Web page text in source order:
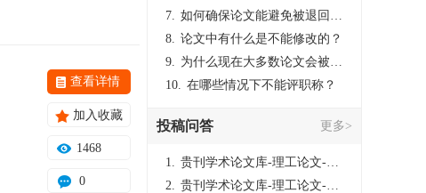
查看详情
加入收藏
1468
0
7. 如何确保论文能避免被退回：关键条件与策略
8. 论文中有什么是不能修改的？
9. 为什么现在大多数论文会被评判为AI撰写？（深度剖析查重机制下的困境与出路）
10. 在哪些情况下不能评职称？
投稿问答 更多>
1. 贵刊学术论文库-理工论文-第16页刊登的“超声焊头的动力学分析与优化设计”，作者lizhiwei，时间2024-12-27，该论文由我本人在机电工程技术2024年第10期公开发表，lizhiwei并非本人，请将文章删除，消除影响，谢谢！
2. 贵刊学术论文库-理工论文-第16页刊登的“超声焊头的动力学分析与优化设计”，作者lizhiwei，时间2024-12-27，该论文由我本人在机电工程技术2024年第10期公开发表，lizhiwei并非本人，请将文章删除，消除影响，谢谢！